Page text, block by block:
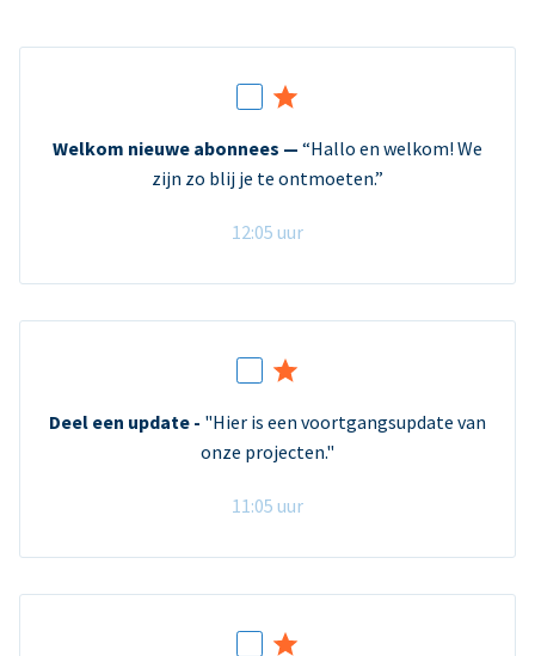
Welkom nieuwe abonnees — “Hallo en welkom! We
zijn zo blij je te ontmoeten.”
12:05 uur
Deel een update - "Hier is een voortgangsupdate van
onze projecten."
11:05 uur